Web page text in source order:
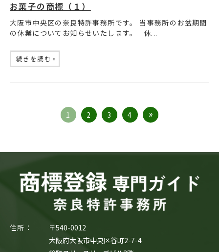
お菓子の商標（１）
大阪市中央区の奈良特許事務所です。 当事務所のお盆期間
の休業についてお知らせいたします。 休...
続きを読む »
1 2 3 4
住所：
〒540-0012
大阪府大阪市中央区谷町2-7-4